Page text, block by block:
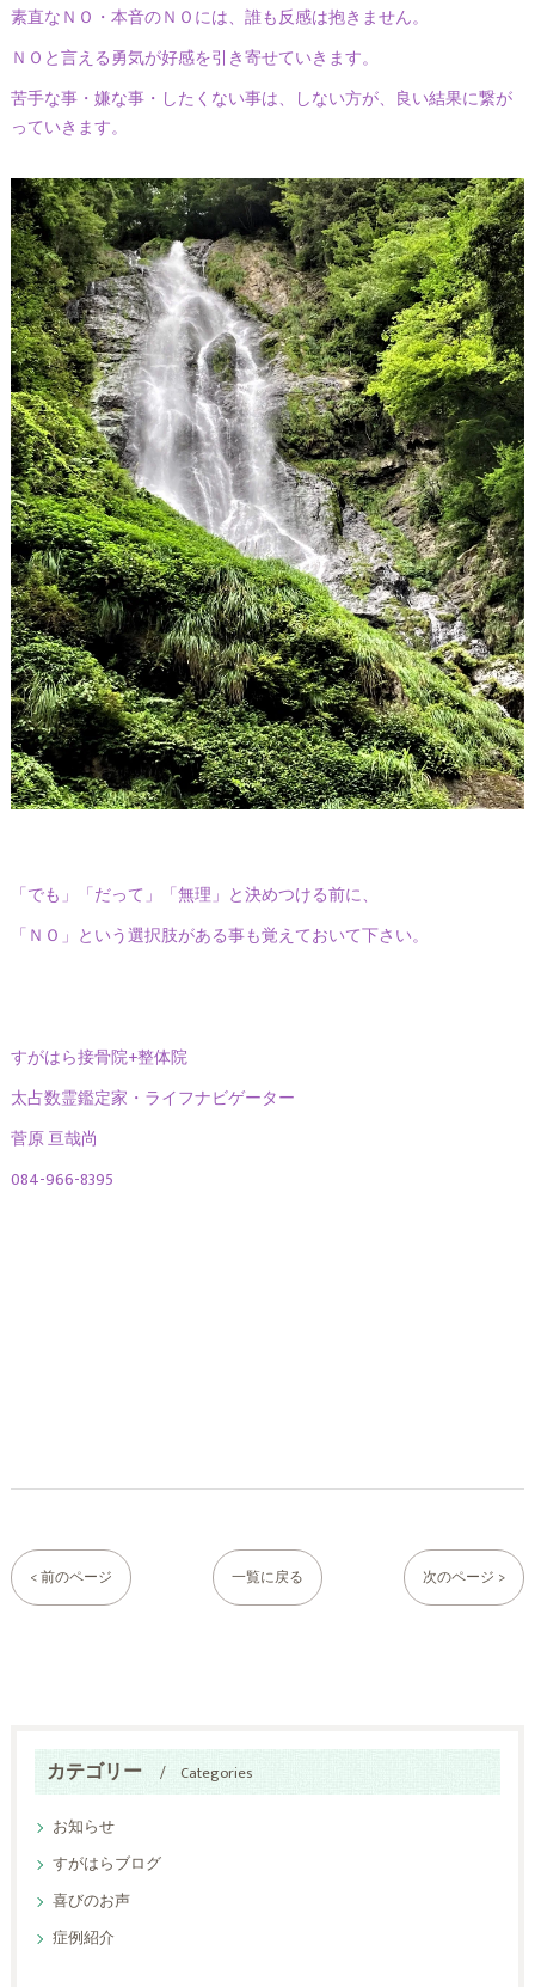
素直なＮＯ・本音のＮＯには、誰も反感は抱きません。
ＮＯと言える勇気が好感を引き寄せていきます。
苦手な事・嫌な事・したくない事は、しない方が、良い結果に繋が
っていきます。
「でも」「だって」「無理」と決めつける前に、
「ＮＯ」という選択肢がある事も覚えておいて下さい。
すがはら接骨院+整体院
太占数霊鑑定家・ライフナビゲーター
菅原 亘哉尚
084-966-8395
< 前のページ 一覧に戻る 次のページ >
カテゴリー Categories
お知らせ
すがはらブログ
喜びのお声
症例紹介